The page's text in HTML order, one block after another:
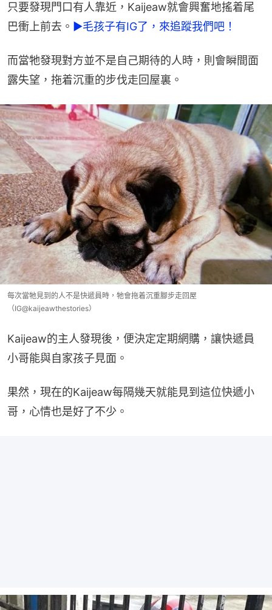
只要發現門口有人靠近，Kaijeaw就會興奮地搖着尾
巴衝上前去。 ►毛孩子有IG了，來追蹤我們吧！
而當牠發現對方並不是自己期待的人時，則會瞬間面
露失望，拖着沉重的步伐走回屋裏。
每次當牠見到的人不是快遞員時，牠會拖着沉重腳步走回屋
（IG@kaijeawthestories）
Kaijeaw的主人發現後，便決定定期網購，讓快遞員
小哥能與自家孩子見面。
果然，現在的Kaijeaw每隔幾天就能見到這位快遞小
哥，心情也是好了不少。